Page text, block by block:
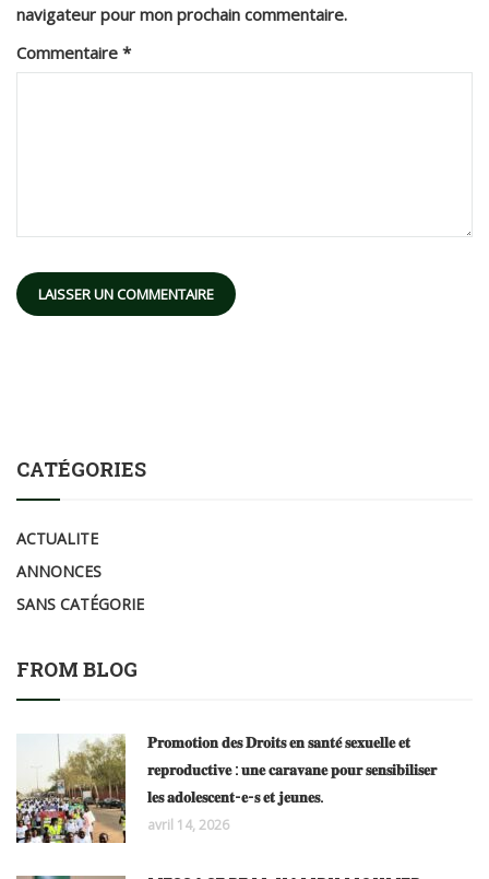
navigateur pour mon prochain commentaire.
Commentaire *
CATÉGORIES
ACTUALITE
ANNONCES
SANS CATÉGORIE
FROM BLOG
𝐏𝐫𝐨𝐦𝐨𝐭𝐢𝐨𝐧 𝐝𝐞𝐬 𝐃𝐫𝐨𝐢𝐭𝐬 𝐞𝐧 𝐬𝐚𝐧𝐭𝐞́ 𝐬𝐞𝐱𝐮𝐞𝐥𝐥𝐞 𝐞𝐭
𝐫𝐞𝐩𝐫𝐨𝐝𝐮𝐜𝐭𝐢𝐯𝐞 : 𝐮𝐧𝐞 𝐜𝐚𝐫𝐚𝐯𝐚𝐧𝐞 𝐩𝐨𝐮𝐫 𝐬𝐞𝐧𝐬𝐢𝐛𝐢𝐥𝐢𝐬𝐞𝐫
𝐥𝐞𝐬 𝐚𝐝𝐨𝐥𝐞𝐬𝐜𝐞𝐧𝐭-𝐞-𝐬 𝐞𝐭 𝐣𝐞𝐮𝐧𝐞𝐬.
avril 14, 2026